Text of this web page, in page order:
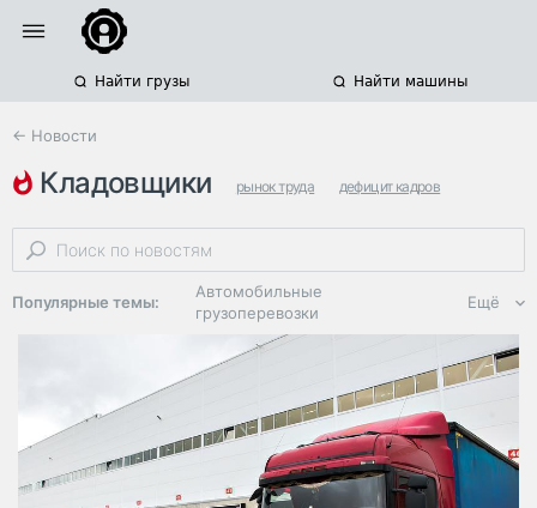
Найти грузы Найти машины
← Новости
кладовщики рынок труда дефицит кадров
водители грузовиков
Популярные темы:
Автомобильные
грузоперевозки
Региональная
логистика
ЭДО, ИТ в
логистике
инфраструктура
Ещё